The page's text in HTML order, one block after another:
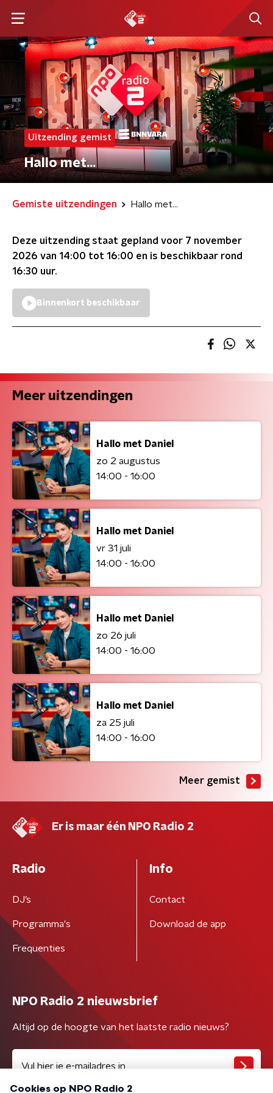
Uitzending gemist
Hallo met...
Gemiste uitzendingen Hallo met...
Deze uitzending staat gepland voor 7 november
2026 van 14:00 tot 16:00 en is beschikbaar rond
16:30 uur.
Binnenkort beschikbaar
Meer uitzendingen
Hallo met Daniel
zo 2 augustus
14:00 - 16:00
Hallo met Daniel
vr 31 juli
14:00 - 16:00
Hallo met Daniel
zo 26 juli
14:00 - 16:00
Hallo met Daniel
za 25 juli
14:00 - 16:00
Meer gemist
Er is maar één NPO Radio 2
Radio
DJ’s
Programma's
Frequenties
Info
Contact
Download de app
NPO Radio 2 nieuwsbrief
Altijd op de hoogte van het laatste radio nieuws?